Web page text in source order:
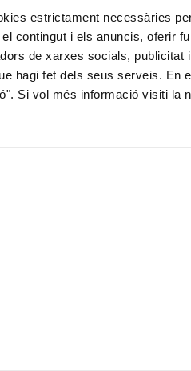
estrictament necessàries
contingut i els anuncis, oferir
de xarxes socials,
hagi fet dels seus serveis. En
Si vol més informació visiti la